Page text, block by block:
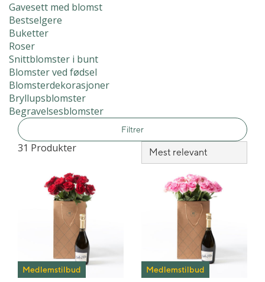
Gavesett med blomst
Bestselgere
Buketter
Roser
Snittblomster i bunt
Blomster ved fødsel
Blomsterdekorasjoner
Bryllupsblomster
Begravelsesblomster
Filtrer
31 Produkter
Medlemstilbud
Medlemstilbud